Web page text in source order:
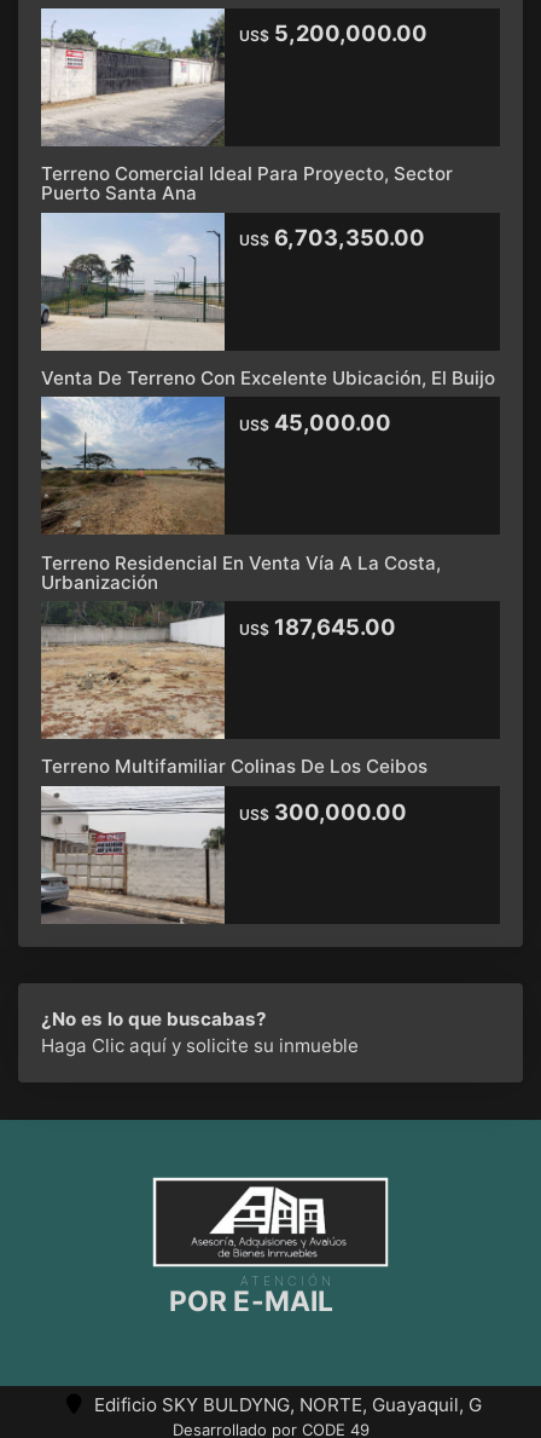
US$ 5,200,000.00
Terreno Comercial Ideal Para Proyecto, Sector
Puerto Santa Ana
US$ 6,703,350.00
Venta De Terreno Con Excelente Ubicación, El Buijo
US$ 45,000.00
Terreno Residencial En Venta Vía A La Costa,
Urbanización
US$ 187,645.00
Terreno Multifamiliar Colinas De Los Ceibos
US$ 300,000.00
¿No es lo que buscabas?
Haga Clic aquí y solicite su inmueble
ATENCIÓN
POR E-MAIL
Edificio SKY BULDYNG, NORTE, Guayaquil, G
Desarrollado por CODE 49